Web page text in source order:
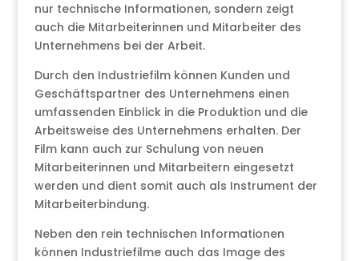
nur technische Informationen, sondern zeigt
auch die Mitarbeiterinnen und Mitarbeiter des
Unternehmens bei der Arbeit.
Durch den Industriefilm können Kunden und
Geschäftspartner des Unternehmens einen
umfassenden Einblick in die Produktion und die
Arbeitsweise des Unternehmens erhalten. Der
Film kann auch zur Schulung von neuen
Mitarbeiterinnen und Mitarbeitern eingesetzt
werden und dient somit auch als Instrument der
Mitarbeiterbindung.
Neben den rein technischen Informationen
können Industriefilme auch das Image des